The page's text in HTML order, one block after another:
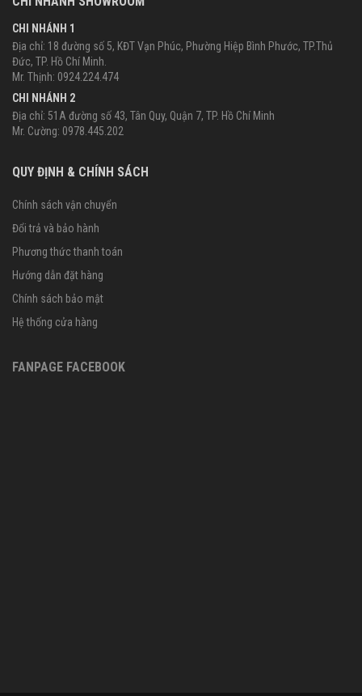
CHI NHÁNH 1
Địa chỉ: 18 đường số 5, KĐT Vạn Phúc, Phường Hiệp Bình Phước, TP.Thủ
Đức, TP. Hồ Chí Minh.
Mr. Thịnh: 0924.224.474
CHI NHÁNH 2
Địa chỉ: 51A đường số 43, Tân Quy, Quận 7, TP. Hồ Chí Minh
Mr. Cường: 0978.445.202
QUY ĐỊNH & CHÍNH SÁCH
Chính sách vận chuyển
Đổi trả và bảo hành
Phương thức thanh toán
Hướng dẫn đặt hàng
Chính sách bảo mật
Hệ thống cửa hàng
FANPAGE FACEBOOK